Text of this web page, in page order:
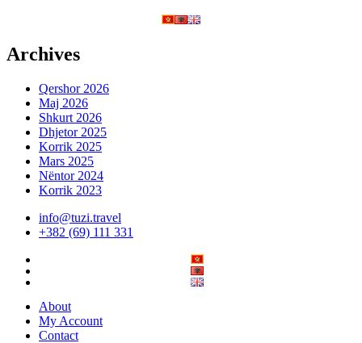
Archives
Qershor 2026
Maj 2026
Shkurt 2026
Dhjetor 2025
Korrik 2025
Mars 2025
Nëntor 2024
Korrik 2023
info@tuzi.travel
+382 (69) 111 331
About
My Account
Contact